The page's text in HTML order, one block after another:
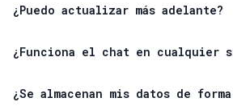
¿Puedo actualizar más adelante?
¿Funciona el chat en cualquier
¿Se almacenan mis datos de